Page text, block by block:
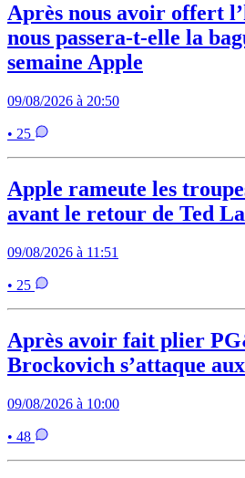
Après nous avoir offert
nous passera-t-elle la
semaine Apple
09/08/2026 à 20:50
• 25
Apple rameute les
avant le retour de Ted
09/08/2026 à 11:51
• 25
Après avoir fait plier
Brockovich s’attaque
09/08/2026 à 10:00
• 48